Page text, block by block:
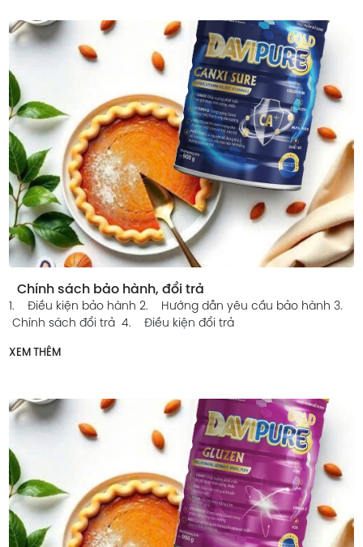
Chính sách bảo hành, đổi trả
1. Điều kiện bảo hành 2. Hướng dẫn yêu cầu bảo hành 3.
Chính sách đổi trả 4. Điều kiện đổi trả
XEM THÊM